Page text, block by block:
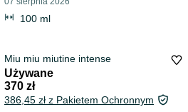
100 ml
Miu miu miutine intense
Używane
370 zł
386,45 zł z Pakietem Ochronnym